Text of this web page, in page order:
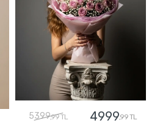
5399,99 TL 4999,99 TL